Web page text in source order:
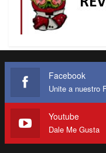
Facebook
Youtube
Dale Me Gusta